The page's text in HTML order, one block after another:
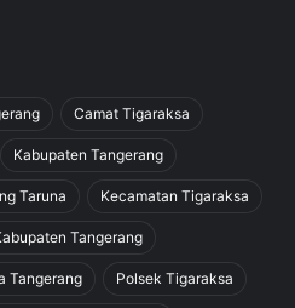
Camat Tigaraksa
Kabupaten Tangerang
Taruna Kecamatan Tigaraksa
Tangerang
Tangerang Polsek Tigaraksa